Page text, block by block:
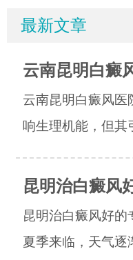
最新文章
云南昆明白癜
云南昆明白癜风医
响生理机能，但其
昆明治白癜风
昆明治白癜风好
夏季来临，天气逐